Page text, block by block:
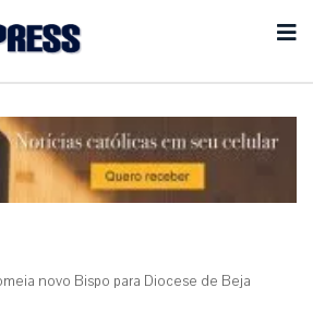
novo Bispo para Diocese de Beja